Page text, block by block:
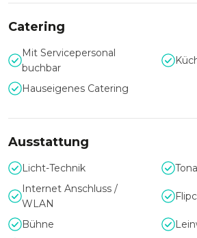
Auf ingesamt über 12.000m² bietet
für bis zu 2000 Gäste. Über mehrere
Sie die Räumlichkeiten individuell auf
abstimmen und gestalten.
Für das leibliche Wohl Ihrer Gäste sorgt
Catering
Mit Servicepersonal
buchbar
Hauseigenes Catering
Ausstattung
Licht-Technik
Internet Anschluss /
WLAN
Bühne